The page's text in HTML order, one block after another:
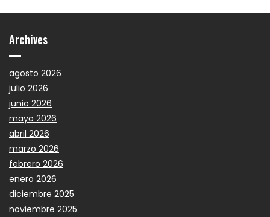
Archives
agosto 2026
julio 2026
junio 2026
mayo 2026
abril 2026
marzo 2026
febrero 2026
enero 2026
diciembre 2025
noviembre 2025